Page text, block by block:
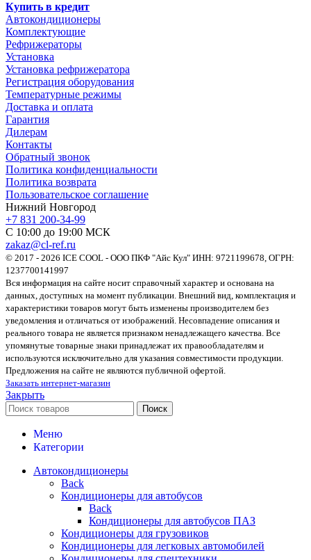
Купить в кредит
Автокондиционеры
Комплектующие
Рефрижераторы
Установка
Установка рефрижератора
Регистрация оборудования
Температурные режимы
Доставка и оплата
Гарантия
Дилерам
Контакты
Обратный звонок
Политика конфиденциальности
Политика возврата
Пользовательское соглашение
Нижний Новгород
+7 831 200-34-99
С 10:00 до 19:00 МСК
zakaz@cl-ref.ru
© 2017 - 2026 ICE COOL - ООО ПКФ "Айс Кул" ИНН: 9721199678, ОГРН:
1237700141997
Вся информация на сайте носит справочный характер и основана на
данных, доступных на момент публикации. Внешний вид, комплектация и
характеристики товаров могут быть изменены производителем без
уведомления и отличаться от изображений. Несовпадение описания и
реального товара не является признаком ненадлежащего качества. Все
упомянутые товарные знаки принадлежат их правообладателям и
используются исключительно для указания совместимости продукции.
Предложения на сайте не являются публичной офертой.
Заказать интернет-магазин
Закрыть
Поиск
Меню
Категории
Автокондиционеры
Back
Кондиционеры для автобусов
Back
Кондиционеры для автобусов ПАЗ
Кондиционеры для грузовиков
Кондиционеры для легковых автомобилей